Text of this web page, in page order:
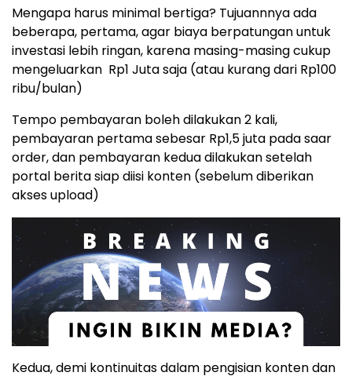
Mengapa harus minimal bertiga? Tujuannnya ada
beberapa, pertama, agar biaya berpatungan untuk
investasi lebih ringan, karena masing-masing cukup
mengeluarkan Rp1 Juta saja (atau kurang dari Rp100
ribu/bulan)
Tempo pembayaran boleh dilakukan 2 kali,
pembayaran pertama sebesar Rp1,5 juta pada saar
order, dan pembayaran kedua dilakukan setelah
portal berita siap diisi konten (sebelum diberikan
akses upload)
Kedua, demi kontinuitas dalam pengisian konten dan